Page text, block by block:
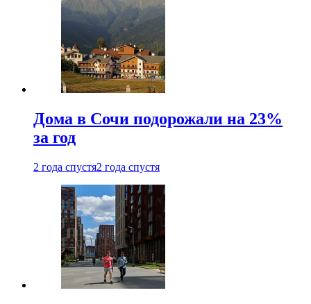
Дома в Сочи подорожали на 23%
за год
2 года спустя2 года спустя